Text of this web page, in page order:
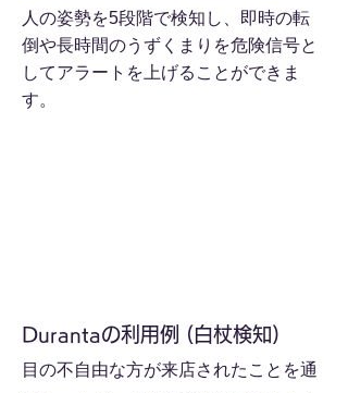
人の姿勢を5段階で検知し、即時の転
倒や長時間のうずくまりを危険信号と
してアラートを上げることができま
す。
Durantaの利用例 (白杖検知)
目の不自由な方が来店されたことを通